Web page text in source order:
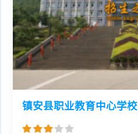
镇安县职业教育中心学校